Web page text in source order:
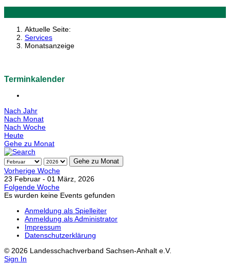
Aktuelle Seite:
Services
Monatsanzeige
Terminkalender
Nach Jahr
Nach Monat
Nach Woche
Heute
Gehe zu Monat
Gehe zu Monat
Vorherige Woche
23 Februar - 01 März, 2026
Folgende Woche
Es wurden keine Events gefunden
Anmeldung als Spielleiter
Anmeldung als Administrator
Impressum
Datenschutzerklärung
© 2026 Landesschachverband Sachsen-Anhalt e.V.
Sign In